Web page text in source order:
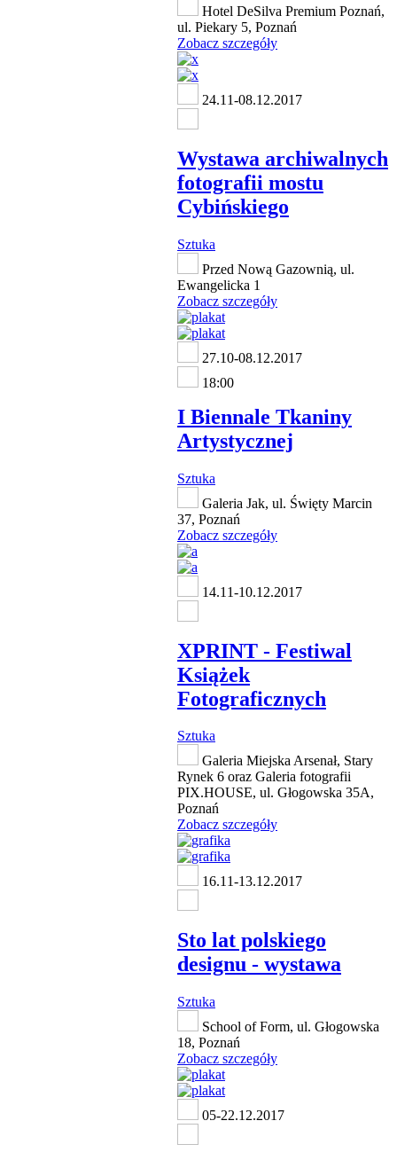
Hotel DeSilva Premium Poznań,
ul. Piekary 5, Poznań
Zobacz szczegóły
24.11-08.12.2017
Wystawa archiwalnych
fotografii mostu
Cybińskiego
Sztuka
Przed Nową Gazownią, ul.
Ewangelicka 1
Zobacz szczegóły
27.10-08.12.2017
18:00
I Biennale Tkaniny
Artystycznej
Sztuka
Galeria Jak, ul. Święty Marcin
37, Poznań
Zobacz szczegóły
14.11-10.12.2017
XPRINT - Festiwal
Książek
Fotograficznych
Sztuka
Galeria Miejska Arsenał, Stary
Rynek 6 oraz Galeria fotografii
PIX.HOUSE, ul. Głogowska 35A,
Poznań
Zobacz szczegóły
16.11-13.12.2017
Sto lat polskiego
designu - wystawa
Sztuka
School of Form, ul. Głogowska
18, Poznań
Zobacz szczegóły
05-22.12.2017